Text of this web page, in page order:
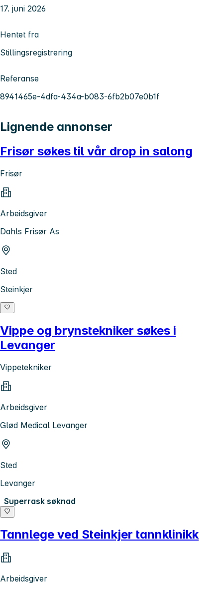
17. juni 2026
Hentet fra
Stillingsregistrering
Referanse
8941465e-4dfa-434a-b083-6fb2b07e0b1f
Lignende annonser
Frisør søkes til vår drop in salong
Frisør
Arbeidsgiver
Dahls Frisør As
Sted
Steinkjer
Vippe og brynstekniker søkes i
Levanger
Vippetekniker
Arbeidsgiver
Glød Medical Levanger
Sted
Levanger
Superrask søknad
Tannlege ved Steinkjer tannklinikk
Arbeidsgiver